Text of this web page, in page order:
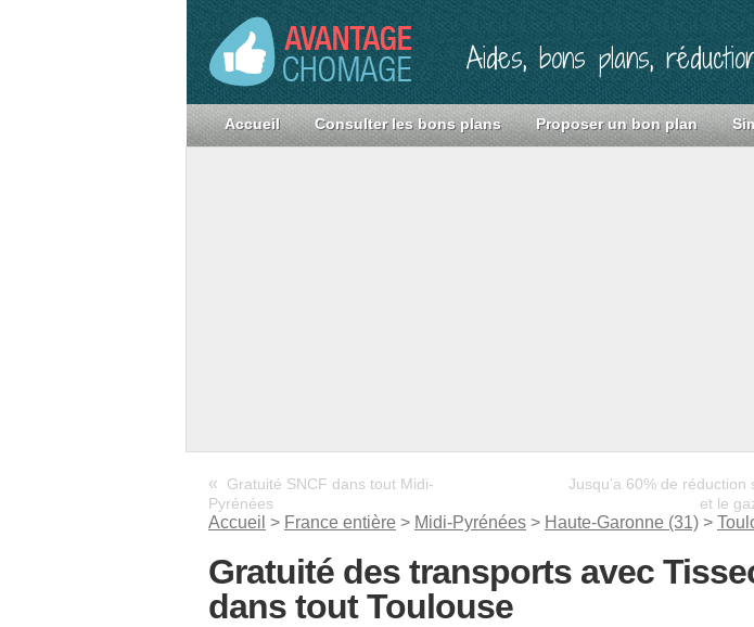
Aides, bons plans,
Accueil Consulter les bons plans Proposer un bon plan
«
Gratuité SNCF dans tout Midi-
Pyrénées
Jusqu’a 60% de réduction
et le
Accueil > France entière > Midi-Pyrénées > Haute-Garonne (31) >
Gratuité des transports avec
dans tout Toulouse